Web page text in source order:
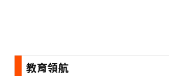
:::教育領航